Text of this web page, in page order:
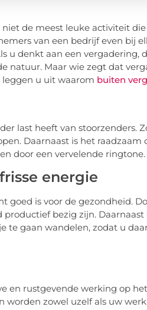
de meest leuke activiteit
van een bedrijf even bij
u denkt aan een
natuur. Maar wie zegt dat
u uit waarom buiten
last heeft van stoorzenders.
Daarnaast is het
door een vervelende ringtone.
energie
goed is voor de gezondheid.
bezig zijn.
te gaan wandelen, zodat u
en rustgevende werking op
zowel uzelf als uw